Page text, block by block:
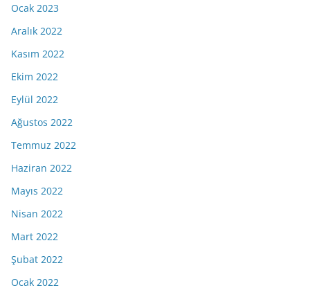
Ocak 2023
Aralık 2022
Kasım 2022
Ekim 2022
Eylül 2022
Ağustos 2022
Temmuz 2022
Haziran 2022
Mayıs 2022
Nisan 2022
Mart 2022
Şubat 2022
Ocak 2022